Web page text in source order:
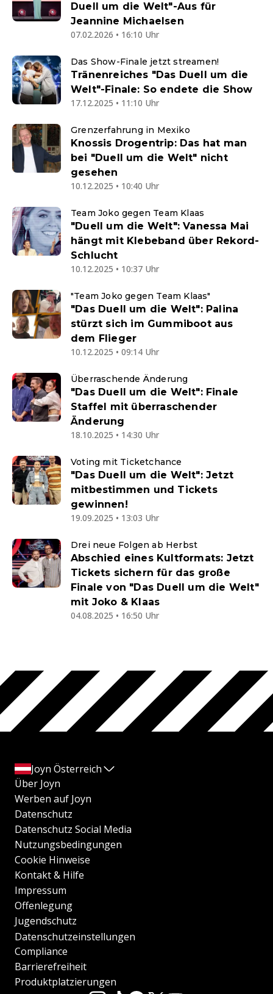
Duell um die Welt"-Aus für
Jeannine Michaelsen
07.02.2026 • 16:10 Uhr
Das Show-Finale jetzt streamen!
Tränenreiches "Das Duell um die
Welt"-Finale: So endete die Show
17.12.2025 • 11:10 Uhr
Grenzerfahrung in Mexiko
Knossis Drogentrip: Das hat man
bei "Duell um die Welt" nicht
gesehen
10.12.2025 • 10:40 Uhr
Team Joko gegen Team Klaas
"Duell um die Welt": Vanessa Mai
hängt mit Klebeband über Rekord-
Schlucht
10.12.2025 • 10:37 Uhr
"Team Joko gegen Team Klaas"
"Das Duell um die Welt": Palina
stürzt sich im Gummiboot aus
dem Flieger
10.12.2025 • 09:14 Uhr
Überraschende Änderung
"Das Duell um die Welt": Finale
Staffel mit überraschender
Änderung
18.10.2025 • 14:30 Uhr
Voting mit Ticketchance
"Das Duell um die Welt": Jetzt
mitbestimmen und Tickets
gewinnen!
19.09.2025 • 13:03 Uhr
Drei neue Folgen ab Herbst
Abschied eines Kultformats: Jetzt
Tickets sichern für das große
Finale von "Das Duell um die Welt"
mit Joko & Klaas
04.08.2025 • 16:50 Uhr
Joyn Österreich
Über Joyn
Werben auf Joyn
Datenschutz
Datenschutz Social Media
Nutzungsbedingungen
Cookie Hinweise
Kontakt & Hilfe
Impressum
Offenlegung
Jugendschutz
Datenschutzeinstellungen
Compliance
Barrierefreiheit
Produktplatzierungen